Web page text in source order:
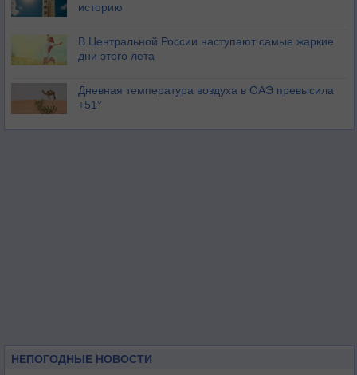
историю
В Центральной России наступают самые жаркие
дни этого лета
Дневная температура воздуха в ОАЭ превысила
+51°
НЕПОГОДНЫЕ НОВОСТИ